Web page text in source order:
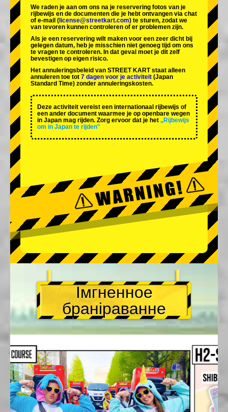
We raden je aan om ons na je reservering fotos van je
rijbewijs en de documenten die je hebt ontvangen via chat
of e-mail ( license@streetkart.com) te sturen, zodat we
van tevoren kunnen controleren of er problemen zijn.
Als je een reservering wilt maken voor een zeer dicht bij
gelegen datum, heb je misschien niet genoeg tijd om ons
te vragen te controleren. In dat geval moet je dit zelf
bevestigen op eigen risico.
Het annuleringsbeleid van STREET KART staat alleen
annuleren toe tot 7 dagen voor je activiteit (Japan
Standard Time) zonder annuleringskosten.
Deze activiteit vereist een internationaal rijbewijs of
een ander document waarmee je op openbare wegen
in Japan mag rijden. Zorg ervoor dat je het „Rijbewijs
om in Japan te rijden"
Імгненное
браніраванне